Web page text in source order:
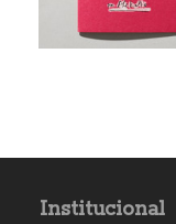
Institucional